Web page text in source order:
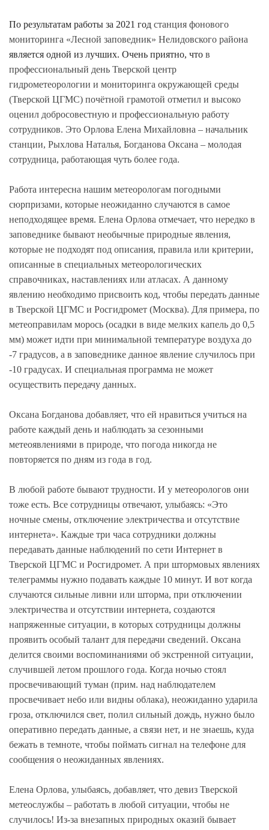
По результатам работы за 2021 год станция фонового
мониторинга «Лесной заповедник» Нелидовского района
является одной из лучших. Очень приятно, что в
профессиональный день Тверской центр
гидрометеорологии и мониторинга окружающей среды
(Тверской ЦГМС) почётной грамотой отметил и высоко
оценил добросовестную и профессиональную работу
сотрудников. Это Орлова Елена Михайловна – начальник
станции, Рыхлова Наталья, Богданова Оксана – молодая
сотрудница, работающая чуть более года.
Работа интересна нашим метеорологам погодными
сюрпризами, которые неожиданно случаются в самое
неподходящее время. Елена Орлова отмечает, что нередко в
заповеднике бывают необычные природные явления,
которые не подходят под описания, правила или критерии,
описанные в специальных метеорологических
справочниках, наставлениях или атласах. А данному
явлению необходимо присвоить код, чтобы передать данные
в Тверской ЦГМС и Росгидромет (Москва). Для примера, по
метеоправилам морось (осадки в виде мелких капель до 0,5
мм) может идти при минимальной температуре воздуха до
-7 градусов, а в заповеднике данное явление случилось при
-10 градусах. И специальная программа не может
осуществить передачу данных.
Оксана Богданова добавляет, что ей нравиться учиться на
работе каждый день и наблюдать за сезонными
метеоявлениями в природе, что погода никогда не
повторяется по дням из года в год.
В любой работе бывают трудности. И у метеорологов они
тоже есть. Все сотрудницы отвечают, улыбаясь: «Это
ночные смены, отключение электричества и отсутствие
интернета». Каждые три часа сотрудники должны
передавать данные наблюдений по сети Интернет в
Тверской ЦГМС и Росгидромет. А при штормовых явлениях
телеграммы нужно подавать каждые 10 минут. И вот когда
случаются сильные ливни или шторма, при отключении
электричества и отсутствии интернета, создаются
напряженные ситуации, в которых сотрудницы должны
проявить особый талант для передачи сведений. Оксана
делится своими воспоминаниями об экстренной ситуации,
случившей летом прошлого года. Когда ночью стоял
просвечивающий туман (прим. над наблюдателем
просвечивает небо или видны облака), неожиданно ударила
гроза, отключился свет, полил сильный дождь, нужно было
оперативно передать данные, а связи нет, и не знаешь, куда
бежать в темноте, чтобы поймать сигнал на телефоне для
сообщения о неожиданных явлениях.
Елена Орлова, улыбаясь, добавляет, что девиз Тверской
метеослужбы – работать в любой ситуации, чтобы не
случилось! Из-за внезапных природных оказий бывает